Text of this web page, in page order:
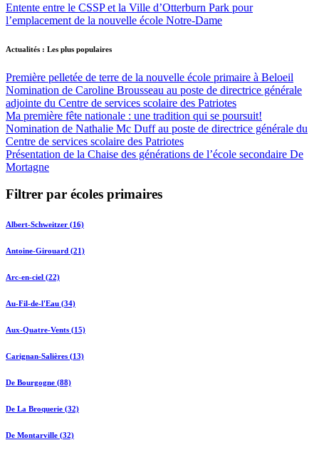
Entente entre le CSSP et la Ville d’Otterburn Park pour
l’emplacement de la nouvelle école Notre-Dame
Actualités : Les plus populaires
Première pelletée de terre de la nouvelle école primaire à Beloeil
Nomination de Caroline Brousseau au poste de directrice générale
adjointe du Centre de services scolaire des Patriotes
Ma première fête nationale : une tradition qui se poursuit!
Nomination de Nathalie Mc Duff au poste de directrice générale du
Centre de services scolaire des Patriotes
Présentation de la Chaise des générations de l’école secondaire De
Mortagne
Filtrer par écoles primaires
Albert-Schweitzer (16)
Antoine-Girouard (21)
Arc-en-ciel (22)
Au-Fil-de-l'Eau (34)
Aux-Quatre-Vents (15)
Carignan-Salières (13)
De Bourgogne (88)
De La Broquerie (32)
De Montarville (32)